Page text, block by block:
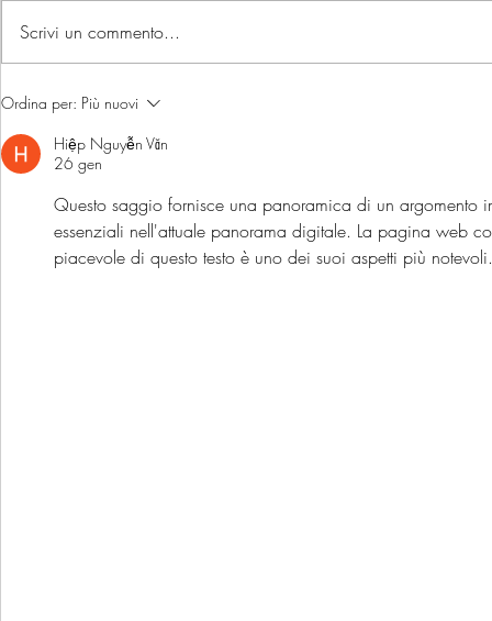
UN ANNO DI ECCELLENZA:
nostro 2025
Cheese
Scrivi un commento...
Ordina per: Più nuovi
Hiệp Nguyễn Văn
26 gen
Questo saggio fornisce una panoramica di un argomento
essenziali nell'attuale panorama digitale. La pagina web
piacevole di questo testo è uno dei suoi aspetti più notevoli.